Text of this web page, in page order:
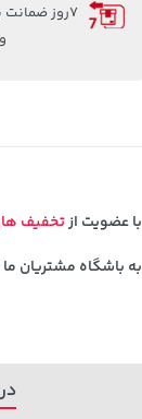
7روز
با عضویت ازتخفیف
به باشگاه مشتریان